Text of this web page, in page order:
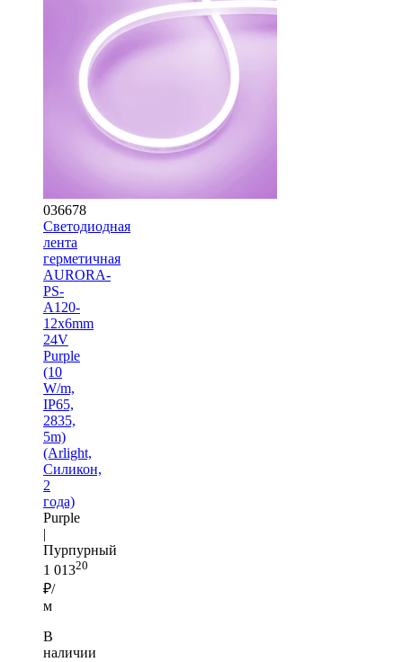
036678
Светодиодная
лента
герметичная
AURORA-
PS-
A120-
12x6mm
24V
Purple
(10
W/m,
IP65,
2835,
5m)
(Arlight,
Силикон,
2
года)
Purple
|
Пурпурный
1 01320
₽/
м
В
наличии